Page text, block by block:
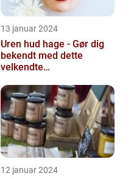
13 januar 2024
Uren hud hage - Gør dig
bekendt med dette
velkendte
12 januar 2024